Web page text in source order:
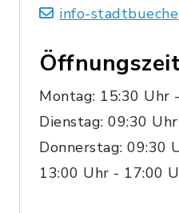
info-
Montag: 15:30 Uhr
Dienstag: 09:30
Donnerstag: 09:30
13:00 Uhr - 17:00